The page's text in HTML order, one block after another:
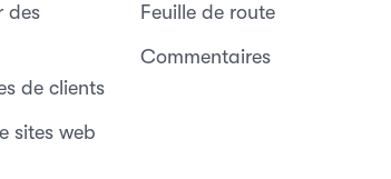
des
de clients
sites web
Feuille de route
Commentaires